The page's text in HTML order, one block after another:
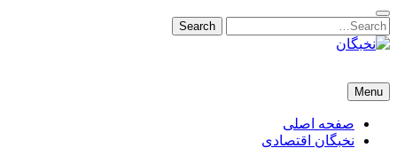
Search
for:
Search
نخبگان تایمز/ کتاب نخبگان + پورتال رسمی کتاب نخبگان ایران –
ورزش ایران – کتاب نخبگان کسب و کار ایران – کتاب نخبگان ایران
Menu
صفحه اصلی
نخبگان اقتصادی